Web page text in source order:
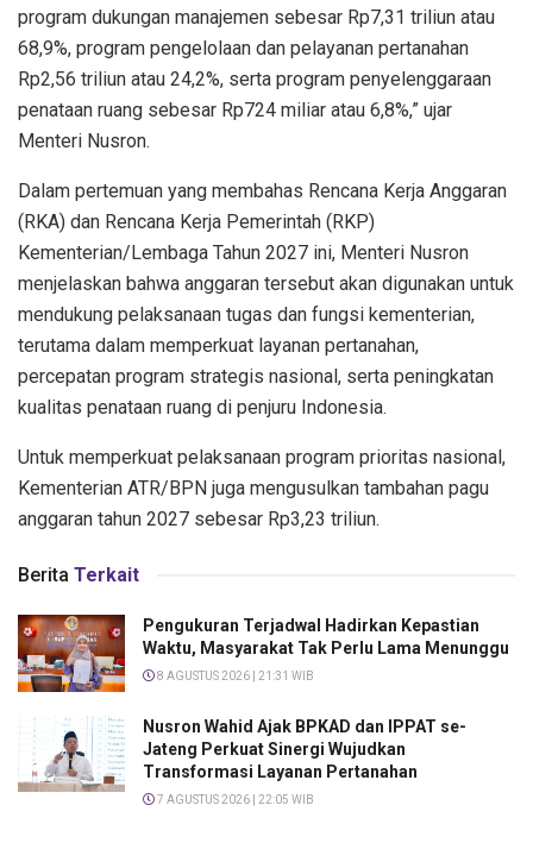
program dukungan manajemen sebesar Rp7,31 triliun atau
68,9%, program pengelolaan dan pelayanan pertanahan
Rp2,56 triliun atau 24,2%, serta program penyelenggaraan
penataan ruang sebesar Rp724 miliar atau 6,8%,” ujar
Menteri Nusron.
Dalam pertemuan yang membahas Rencana Kerja Anggaran
(RKA) dan Rencana Kerja Pemerintah (RKP)
Kementerian/Lembaga Tahun 2027 ini, Menteri Nusron
menjelaskan bahwa anggaran tersebut akan digunakan untuk
mendukung pelaksanaan tugas dan fungsi kementerian,
terutama dalam memperkuat layanan pertanahan,
percepatan program strategis nasional, serta peningkatan
kualitas penataan ruang di penjuru Indonesia.
Untuk memperkuat pelaksanaan program prioritas nasional,
Kementerian ATR/BPN juga mengusulkan tambahan pagu
anggaran tahun 2027 sebesar Rp3,23 triliun.
Berita Terkait
Pengukuran Terjadwal Hadirkan Kepastian
Waktu, Masyarakat Tak Perlu Lama Menunggu
8 AGUSTUS 2026 | 21:31 WIB
Nusron Wahid Ajak BPKAD dan IPPAT se-
Jateng Perkuat Sinergi Wujudkan
Transformasi Layanan Pertanahan
7 AGUSTUS 2026 | 22:05 WIB